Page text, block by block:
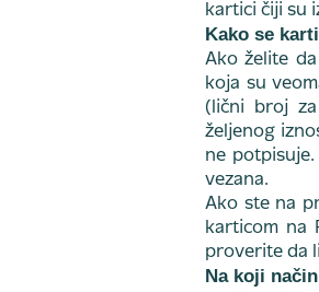
kartici čiji su
Kako se
Ako želite
koja su
(lični broj
željenog
ne
vezana.
Ako ste na
karticom na
proverite da
Na koji